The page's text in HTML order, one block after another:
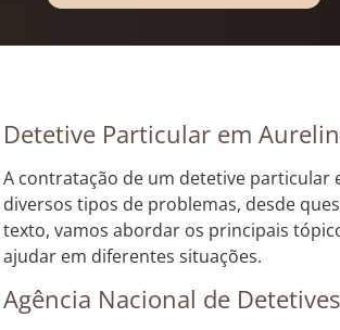
Detetive Particular em
A contratação de um detetive particular
diversos tipos de problemas, desde
texto, vamos abordar os principais
ajudar em diferentes situações.
Agência Nacional de